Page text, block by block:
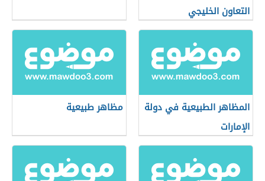
التعاون الخليجي
المظاهر الطبيعية في دولة
الإمارات
مظاهر طبيعية